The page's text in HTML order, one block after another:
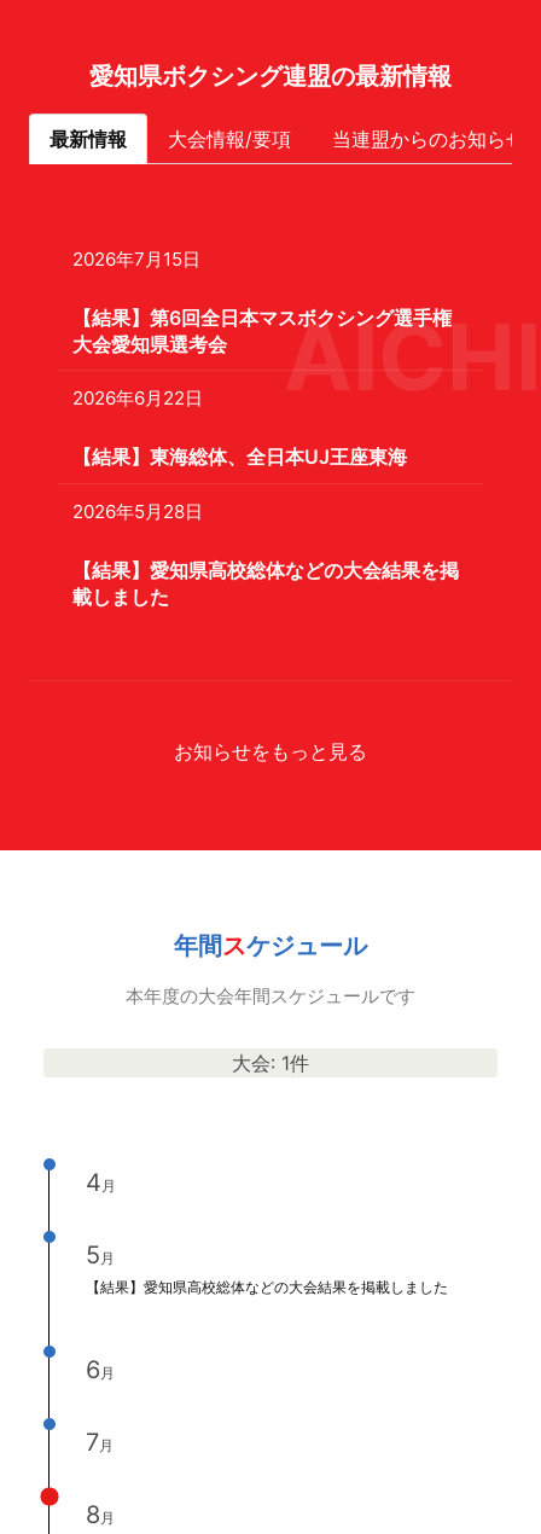
AICHI
愛知県ボクシング連盟の最新情報
最新情報 大会情報/要項 当連盟からのお知らせ
2026年7月15日
【結果】第6回全日本マスボクシング選手権
大会愛知県選考会
2026年6月22日
【結果】東海総体、全日本UJ王座東海
2026年5月28日
【結果】愛知県高校総体などの大会結果を掲
載しました
お知らせをもっと見る
年間スケジュール
本年度の大会年間スケジュールです
大会: 1件
4 月
5 月
【結果】愛知県高校総体などの大会結果を掲載しました
6 月
7月
8 月